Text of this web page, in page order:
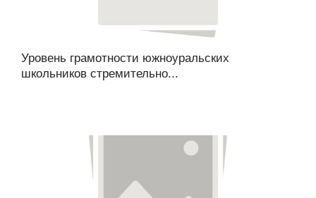
Уровень грамотности южноуральских
школьников стремительно...